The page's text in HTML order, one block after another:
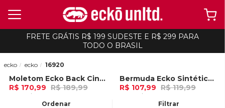
FRETE GRÁTIS R$ 199 SUDESTE E R$ 299 PARA
TODO O BRASIL
Ordenar Filtrar
ecko ecko 16920
-10%Moletom Ecko Back Cinza Mescla
R$ 170,99 R$ 189,99
5x de R$ 34,19 Ou
-10%
Bermuda Ecko Sintética Preta
R$ 107,99 R$ 119,99
3x de R$ 35,99 Ou